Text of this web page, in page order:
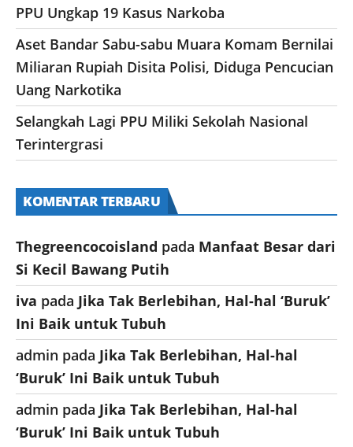
PPU Ungkap 19 Kasus Narkoba
Aset Bandar Sabu-sabu Muara Komam Bernilai
Miliaran Rupiah Disita Polisi, Diduga Pencucian
Uang Narkotika
Selangkah Lagi PPU Miliki Sekolah Nasional
Terintergrasi
KOMENTAR TERBARU
Thegreencocoisland pada Manfaat Besar dari
Si Kecil Bawang Putih
iva pada Jika Tak Berlebihan, Hal-hal ‘Buruk’
Ini Baik untuk Tubuh
admin pada Jika Tak Berlebihan, Hal-hal
‘Buruk’ Ini Baik untuk Tubuh
admin pada Jika Tak Berlebihan, Hal-hal
‘Buruk’ Ini Baik untuk Tubuh